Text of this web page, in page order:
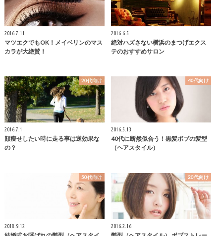
2016.7.11
マツエクでもOK！メイベリンのマス
カラが大絶賛！
2016.6.5
絶対ハズさない横浜のまつげエクス
テのおすすめサロン
20代向け
2016.7.1
顔痩せしたい時に走る事は逆効果な
の？
40代向け
2016.5.13
40代に断然似合う！黒髪ボブの髪型
（ヘアスタイル）
50代向け
2018.9.12
20代向け
2016.2.16